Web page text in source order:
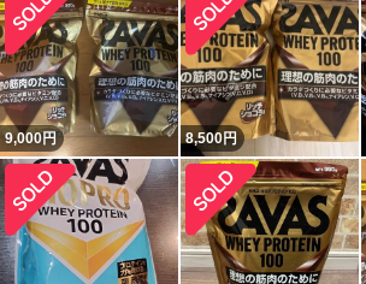
9,000円 8,500円